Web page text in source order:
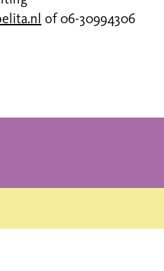
of 06-30994306